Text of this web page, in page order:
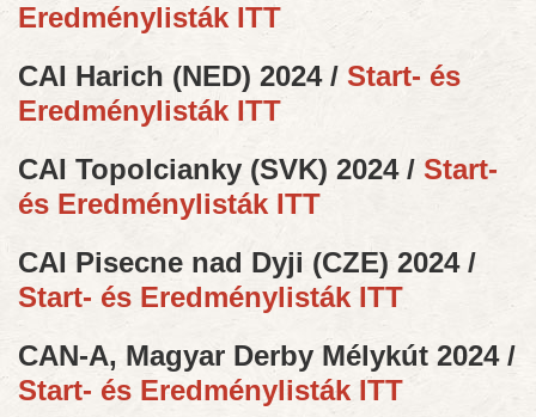
Eredménylisták ITT
CAI Harich (NED) 2024 / Start- és
Eredménylisták ITT
CAI Topolcianky (SVK) 2024 / Start-
és Eredménylisták ITT
CAI Pisecne nad Dyji (CZE) 2024 /
Start- és Eredménylisták ITT
CAN-A, Magyar Derby Mélykút 2024 /
Start- és Eredménylisták ITT